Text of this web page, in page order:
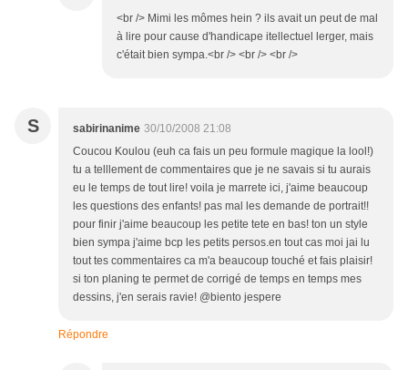
<br /> Mimi les mômes hein ? ils avait un peut de mal
à lire pour cause d'handicape itellectuel lerger, mais
c'était bien sympa.<br /> <br /> <br />
S sabirinanime 30/10/2008 21:08
Coucou Koulou (euh ca fais un peu formule magique la lool!)
tu a telllement de commentaires que je ne savais si tu aurais
eu le temps de tout lire! voila je marrete ici, j'aime beaucoup
les questions des enfants! pas mal les demande de portrait!!
pour finir j'aime beaucoup les petite tete en bas! ton un style
bien sympa j'aime bcp les petits persos.en tout cas moi jai lu
tout tes commentaires ca m'a beaucoup touché et fais plaisir!
si ton planing te permet de corrigé de temps en temps mes
dessins, j'en serais ravie! @biento jespere
Répondre